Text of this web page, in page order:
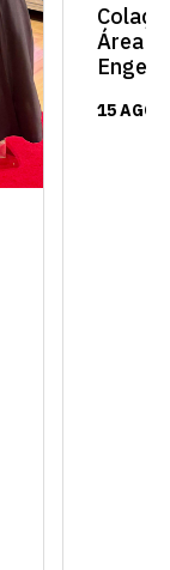
Área
15 AGO